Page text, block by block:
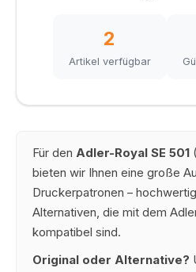
2
Artikel verfügbar
Für den Adler-Royal SE 501
bieten wir Ihnen eine große
Druckerpatronen –
Alternativen, die mit dem
kompatibel sind.
Original oder Alternative?